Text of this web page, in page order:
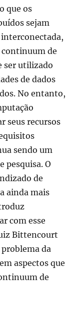
que os
sejam
continuum de
ser utilizado
de dados
No entanto,
seus recursos
sendo um
pesquisa. O
de
ainda mais
com esse
Bittencourt
da
aspectos que
de